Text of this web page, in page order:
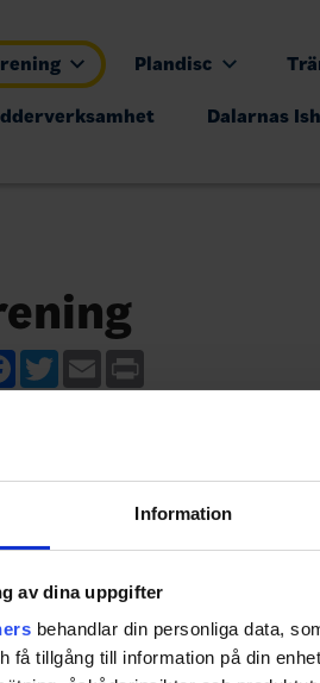
Information
av dina uppgifter
behandlar din personliga data,
få tillgång till information på din
Plandisc
Dalarnas
Facebook
TwitterEmail
Officiella